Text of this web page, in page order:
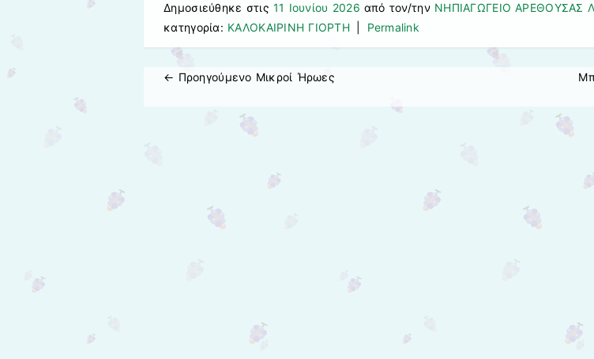
Δημοσιεύθηκε στις 11 Ιουνίου 2026 από τον/την ΝΗΠΙΑΓΩΓΕΙΟ ΑΡΕΘΟΥΣΑΣ
κατηγορία: ΚΑΛΟΚΑΙΡΙΝΗ ΓΙΟΡΤΗ Permalink
Πλοήγηση άρθρων
← Προηγούμενo Μικροί Ήρωες